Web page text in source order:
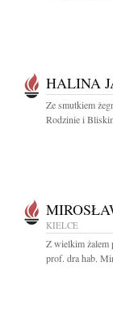
HALINA
Ze smutkiem
Rodzinie i
KIELCE
Z wielkim żalem
prof. dra hab.